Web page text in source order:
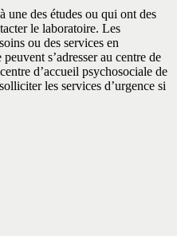
une des études ou qui ont des
le laboratoire. Les
ou des services en
s’adresser au centre de
d’accueil psychosociale de
les services d’urgence si